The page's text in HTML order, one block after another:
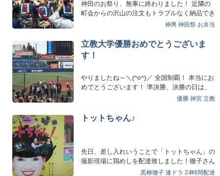
神田のお祭り、無事に終わりました！ 近隣の
町会からの沢山の注文もトラブルなく納品でき
神輿 神田祭 お弁当
立教大学優勝おめでとうございま
す！
やりましたね～＼(^o^)／ 全国制覇！ 本当にお
めでとうございます！ 準決勝、決勝の日は、
優勝 神宮 立教
トットちゃん♪
先日、差し入れいうことで「トットちゃん」の
撮影現場に鶏めしを配達致しました！徹子さん
の幼少期のお話！昔…黒柳徹子 連ドラ 24時間配達